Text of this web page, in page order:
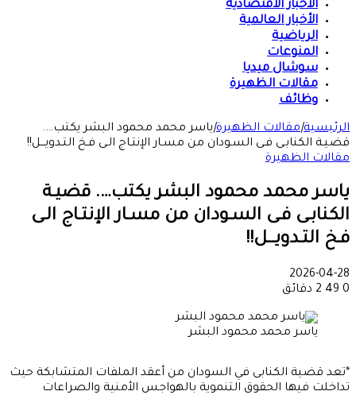
الأخبار الاقتصادية
الأخبار العالمية
الرياضية
المنوعات
سوشال ميديا
مقالات الظهيرة
وظائف
الرئيسية|مقالات الظهيرة|ياسر محمد محمود البشر يكتب….
قضيـة الكنابـى فـى السـودان من مسـار الإنتـاج الـى فـخ التـدويـــل!!
مقالات الظهيرة
ياسر محمد محمود البشر يكتب…. قضيـة
الكنابـى فـى السـودان من مسـار الإنتـاج الـى
فـخ التـدويـــل!!
2026-04-28
0
2 دقائق
ياسر محمد محمود البشر
*تعد قضية الكنابى في السودان من أعقد الملفات المتشابكة حيث
تداخلت فيها الحقوق التنموية بالهواجس الأمنية والصراعات